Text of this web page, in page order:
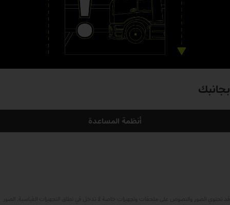
بجانبك
أنظمة المساعدة